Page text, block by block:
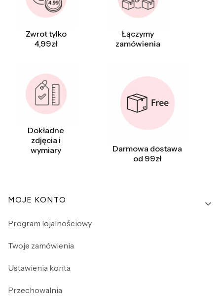
Zwrot tylko
4,99zł
Łączymy
zamówienia
Dokładne
zdjęcia i
wymiary
Darmowa dostawa
od 99zł
Linki w stopce
MOJE KONTO
Program lojalnościowy
Twoje zamówienia
Ustawienia konta
Przechowalnia